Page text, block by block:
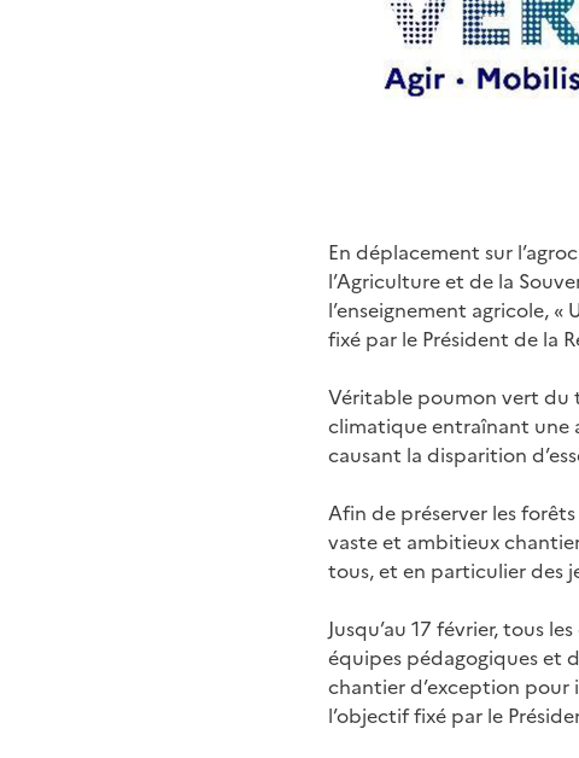
En déplacement sur
l’Agriculture et de la
l’enseignement agricole,
fixé par le Président de la
Véritable poumon vert du
climatique entraînant une
causant la disparition
Afin de préserver les
vaste et ambitieux
tous, et en particulier des
Jusqu’au 17 février, tous
équipes pédagogiques et
chantier d’exception pour
l’objectif fixé par le